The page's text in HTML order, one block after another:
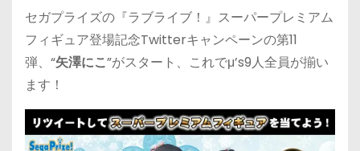
セガプライズの『ラブライブ！』スーパープレミアム
フィギュア登場記念Twitterキャンペーンの第11
弾、“矢澤にこ”がスタート、これでμ’s9人全員が揃い
ます！